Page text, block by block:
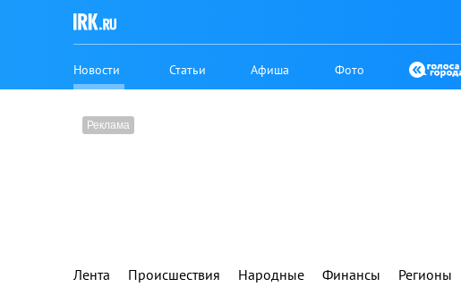
Новости Статьи Афиша Фото
Лента Происшествия Народные Финансы Регионы